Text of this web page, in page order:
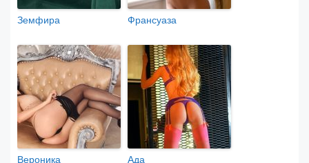
Земфира Франсуаза
Вероника Ада